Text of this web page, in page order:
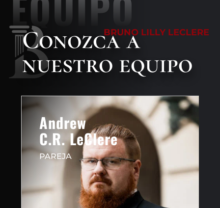
Conozca a
nuestro equipo
BRUNO LILLY LECLERE
Andrew
C.R. LeClere
PAREJA